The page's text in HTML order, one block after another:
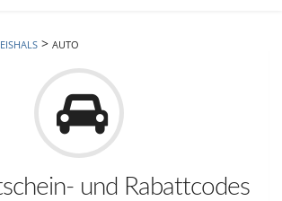
> AUTO
und Rabattcodes